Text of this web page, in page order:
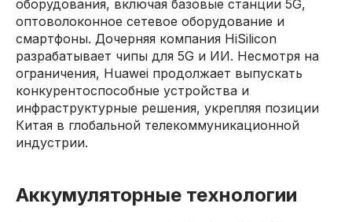
оборудования, включая базовые станции 5G,
оптоволоконное сетевое оборудование и
смартфоны. Дочерняя компания HiSilicon
разрабатывает чипы для 5G и ИИ. Несмотря на
ограничения, Huawei продолжает выпускать
конкурентоспособные устройства и
инфраструктурные решения, укрепляя позиции
Китая в глобальной телекоммуникационной
индустрии.
Аккумуляторные технологии